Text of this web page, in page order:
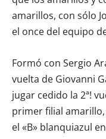
amarillos, con sólo
el once del equipo
Formó con Sergio
vuelta de Giovanni
jugar cedido la 2ª!
primer filial
el «B» blanquiazul